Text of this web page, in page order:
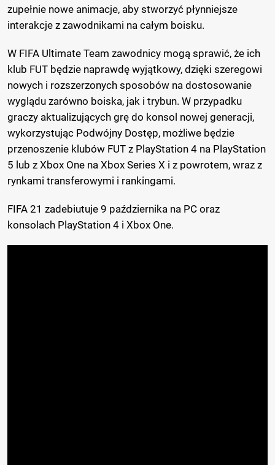
zupełnie nowe animacje, aby stworzyć płynniejsze
interakcje z zawodnikami na całym boisku.
W FIFA Ultimate Team zawodnicy mogą sprawić, że ich
klub FUT będzie naprawdę wyjątkowy, dzięki szeregowi
nowych i rozszerzonych sposobów na dostosowanie
wyglądu zarówno boiska, jak i trybun. W przypadku
graczy aktualizujących grę do konsol nowej generacji,
wykorzystując Podwójny Dostęp, możliwe będzie
przenoszenie klubów FUT z PlayStation 4 na PlayStation
5 lub z Xbox One na Xbox Series X i z powrotem, wraz z
rynkami transferowymi i rankingami.
FIFA 21 zadebiutuje 9 października na PC oraz
konsolach PlayStation 4 i Xbox One.